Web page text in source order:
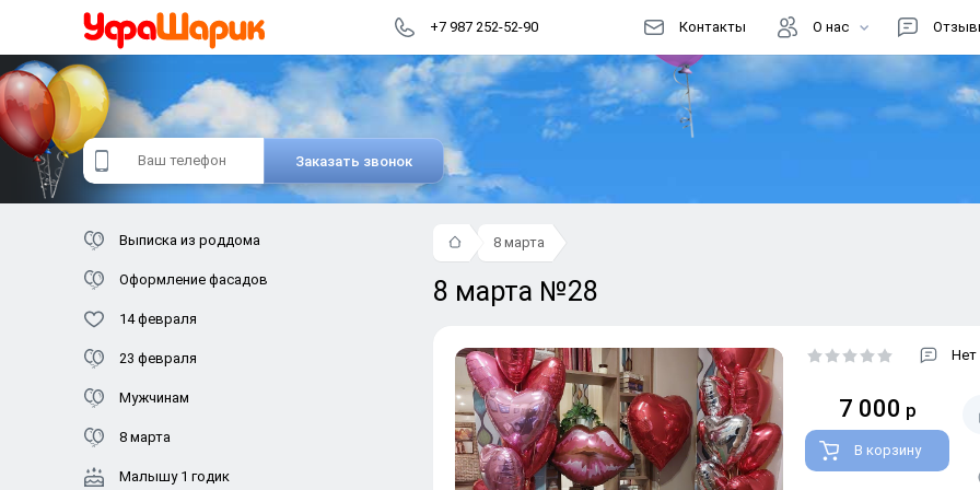
+7 987 252-52-90 Контакты О нас
Документы
Заказать звонок
8 марта
8 марта №28
Нет
7 000 р
В корзину
Выписка из роддома
Оформление фасадов
14 февраля
23 февраля
Мужчинам
8 марта
Малышу 1 годик